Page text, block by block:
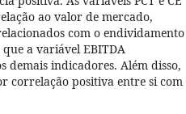
ao valor de mercado,
com o endividamento
a variável EBITDA
demais indicadores. Além disso,
correlação positiva entre si com